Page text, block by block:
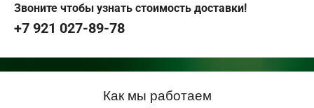
Звоните чтобы узнать стоимость доставки!
+7 921 027-89-78
Как мы работаем